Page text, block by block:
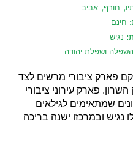
, חורף, אביב
חינם
נגיש
השפלה ושפלת יהודה
פארק ציבורי מרשים לצד
פארק עירוני ציבורי
שמתאימים לגילאים
ובמרכזו ישנה בריכה